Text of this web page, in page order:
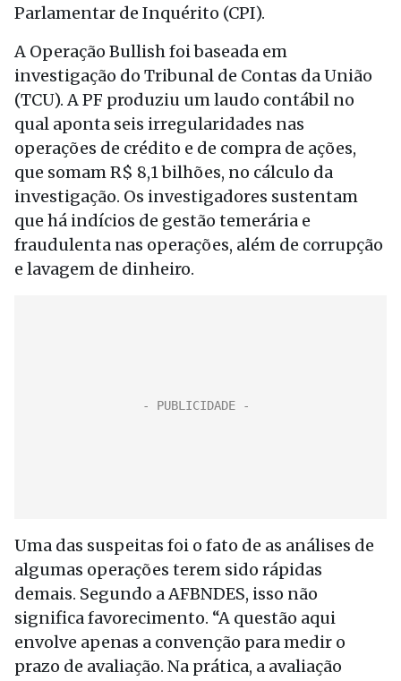
Parlamentar de Inquérito (CPI).
A Operação Bullish foi baseada em
investigação do Tribunal de Contas da União
(TCU). A PF produziu um laudo contábil no
qual aponta seis irregularidades nas
operações de crédito e de compra de ações,
que somam R$ 8,1 bilhões, no cálculo da
investigação. Os investigadores sustentam
que há indícios de gestão temerária e
fraudulenta nas operações, além de corrupção
e lavagem de dinheiro.
Uma das suspeitas foi o fato de as análises de
algumas operações terem sido rápidas
demais. Segundo a AFBNDES, isso não
significa favorecimento. “A questão aqui
envolve apenas a convenção para medir o
prazo de avaliação. Na prática, a avaliação